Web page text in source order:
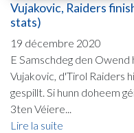
Vujakovic, Raiders
stats)
19 décembre 2020
E Samschdeg den
Vujakovic, d'Tirol Raiders
gespillt. Si hunn doheem
3ten Véiere...
Lire la suite